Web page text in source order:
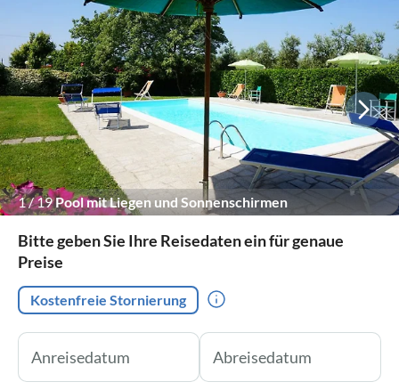
1/19Pool mit Liegen und Sonnenschirmen
Bitte geben Sie Ihre Reisedaten ein für genaue
Preise
Kostenfreie Stornierung